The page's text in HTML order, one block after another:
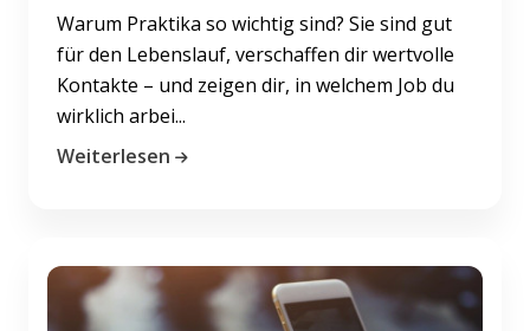
Warum Praktika so wichtig sind? Sie sind gut
für den Lebenslauf, verschaffen dir wertvolle
Kontakte – und zeigen dir, in welchem Job du
wirklich arbei...
Weiterlesen